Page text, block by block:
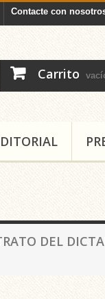
Contacte con
Carrito
DEL